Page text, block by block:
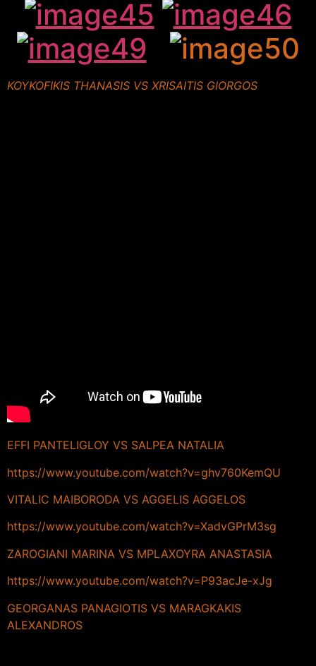
KOYKOFIKIS THANASIS VS XRISAITIS GIORGOS
EFFI PANTELIGLOY VS SALPEA NATALIA
https://www.youtube.com/watch?v=ghv760KemQU
VITALIC MAIBORODA VS AGGELIS AGGELOS
https://www.youtube.com/watch?v=XadvGPrM3sg
ZAROGIANI MARINA VS MPLAXOYRA ANASTASIA
https://www.youtube.com/watch?v=P93acJe-xJg
GEORGANAS PANAGIOTIS VS MARAGKAKIS
ALEXANDROS